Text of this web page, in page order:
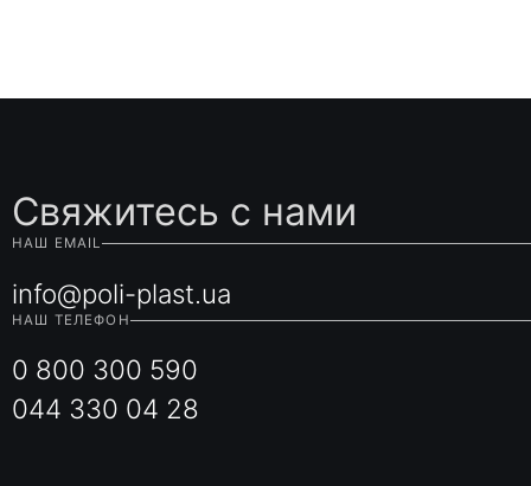
Свяжитесь с нами
НАШ EMAIL
info@poli-plast.ua
НАШ ТЕЛЕФОН
0 800 300 590
044 330 04 28